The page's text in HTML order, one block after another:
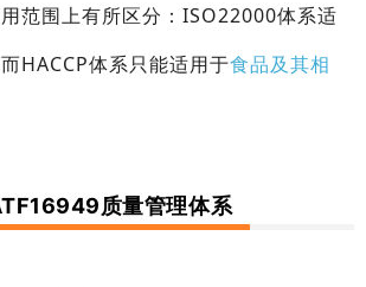
范围上有所区分： ISO22000体系适
HACCP体系只能适用于食品及其相
质量管理体系